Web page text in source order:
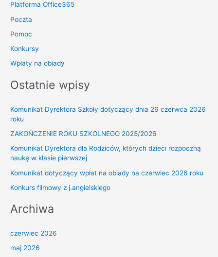
Platforma Office365
Poczta
Pomoc
Konkursy
Wpłaty na obiady
Ostatnie wpisy
Komunikat Dyrektora Szkoły dotyczący dnia 26 czerwca 2026
roku
ZAKOŃCZENIE ROKU SZKOLNEGO 2025/2026
Komunikat Dyrektora dla Rodziców, których dzieci rozpoczną
naukę w klasie pierwszej
Komunikat dotyczący wpłat na obiady na czerwiec 2026 roku
Konkurs filmowy z j.angielskiego
Archiwa
czerwiec 2026
maj 2026